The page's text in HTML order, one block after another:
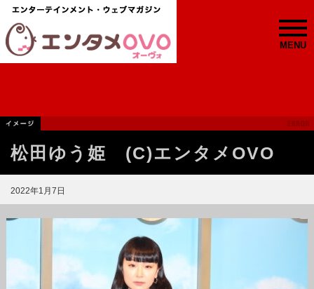
MENU
松田ゆう姫 (C)エンタメOVO
2022年1月7日